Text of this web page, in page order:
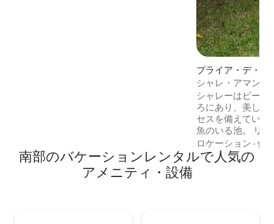
プライア・デ・フ
グハウス
シャレ・アマンヘ
シャレーはビー
ろにあり、美しい
セスを備えています。 バルコニ
魚のいる池。 リビングルーム： ハイドロ
マッサージとク
ブ、43インチ4K
調整位置を備えたソ
ロケーション ·価
南部のバケーションレンタルで人気の
アメニティ・設備